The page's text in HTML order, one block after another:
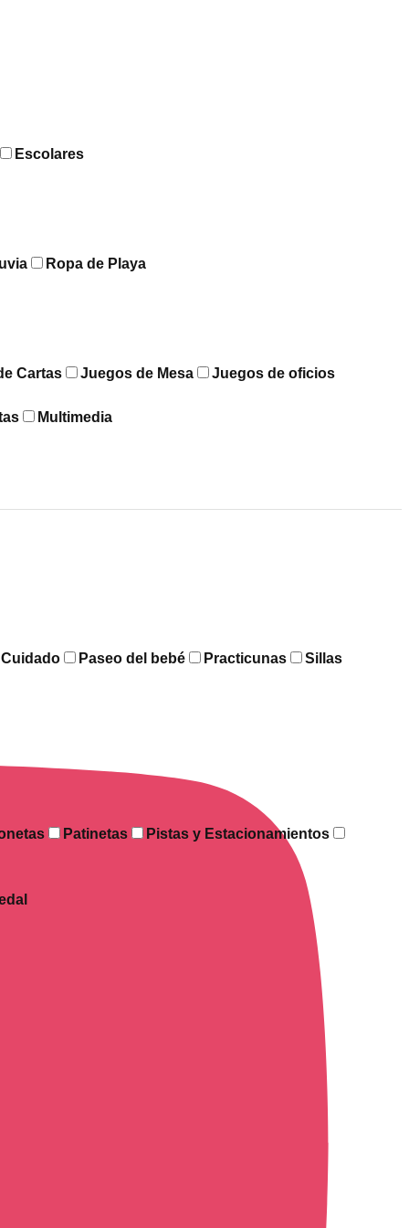
Escolares
Ropa de Playa
Cartas Juegos de Mesa Juegos de oficios
Multimedia
Paseo del bebé Practicunas Sillas
Patinetas Pistas y Estacionamientos